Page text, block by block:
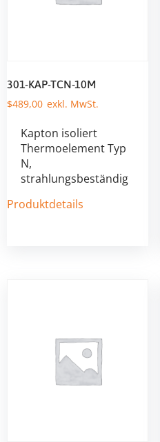
301-KAP-TCN-10M
$489,00
Kapton isoliert
Thermoelement Typ
N,
strahlungsbeständig
Produktdetails